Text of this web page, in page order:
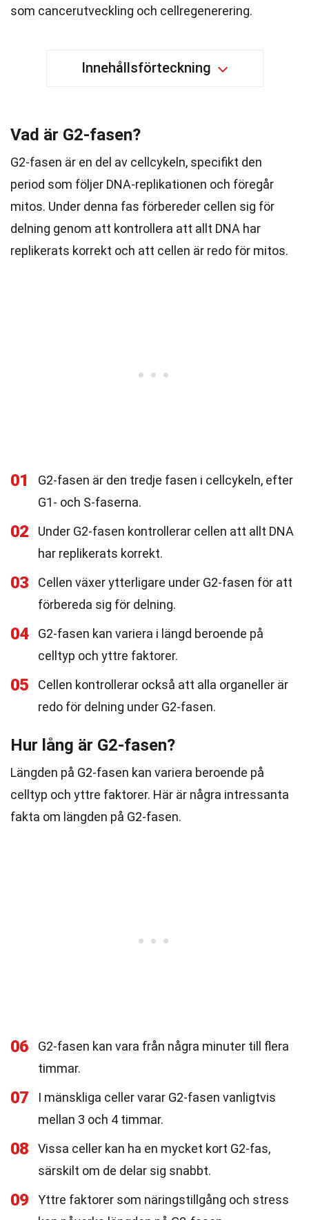
som cancerutveckling och cellregenerering.
Innehållsförteckning
Vad är G2-fasen?
G2-fasen är en del av cellcykeln, specifikt den
period som följer DNA-replikationen och föregår
mitos. Under denna fas förbereder cellen sig för
delning genom att kontrollera att allt DNA har
replikerats korrekt och att cellen är redo för mitos.
01
G2-fasen är den tredje fasen i cellcykeln, efter
G1- och S-faserna.
02
Under G2-fasen kontrollerar cellen att allt DNA
har replikerats korrekt.
03
Cellen växer ytterligare under G2-fasen för att
förbereda sig för delning.
04
G2-fasen kan variera i längd beroende på
celltyp och yttre faktorer.
05
Cellen kontrollerar också att alla organeller är
redo för delning under G2-fasen.
Hur lång är G2-fasen?
Längden på G2-fasen kan variera beroende på
celltyp och yttre faktorer. Här är några intressanta
fakta om längden på G2-fasen.
06
G2-fasen kan vara från några minuter till flera
timmar.
07
I mänskliga celler varar G2-fasen vanligtvis
mellan 3 och 4 timmar.
08
Vissa celler kan ha en mycket kort G2-fas,
särskilt om de delar sig snabbt.
09
Yttre faktorer som näringstillgång och stress